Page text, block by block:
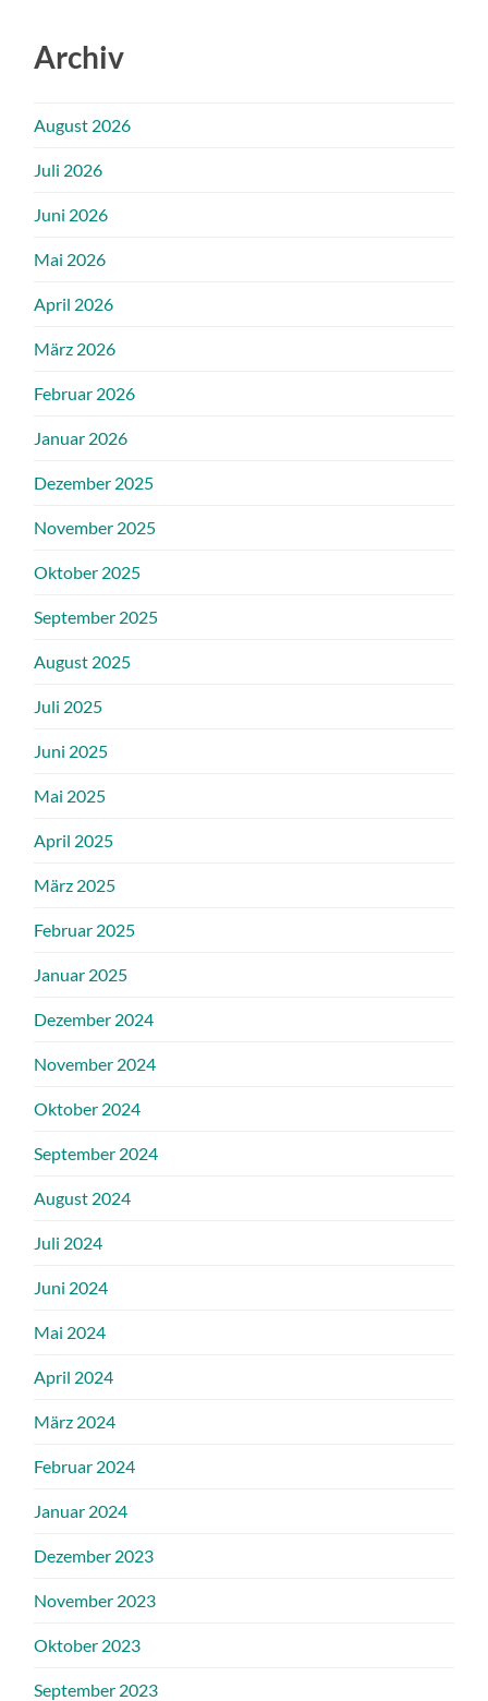
Archiv
August 2026
Juli 2026
Juni 2026
Mai 2026
April 2026
März 2026
Februar 2026
Januar 2026
Dezember 2025
November 2025
Oktober 2025
September 2025
August 2025
Juli 2025
Juni 2025
Mai 2025
April 2025
März 2025
Februar 2025
Januar 2025
Dezember 2024
November 2024
Oktober 2024
September 2024
August 2024
Juli 2024
Juni 2024
Mai 2024
April 2024
März 2024
Februar 2024
Januar 2024
Dezember 2023
November 2023
Oktober 2023
September 2023